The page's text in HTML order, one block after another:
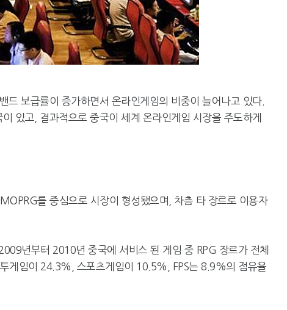
보급률이 증가하면서 온라인게임의 비중이 늘어나고 있다.
있고, 결과적으로 중국이 세계 온라인게임 시장을 주도하게
를 중심으로 시장이 형성됐으며, 차츰 타 장르로 이용자
년부터 2010년 중국에 서비스 된 게임 중 RPG 장르가 전체
게임이 24.3%, 스포츠게임이 10.5%, FPS는 8.9%의 점유율
카카오게임즈, 인기 웹툰 '김
부장' 게임 만든다
엔씨, '아스오라' 앞세워 글
로벌 시장 공략